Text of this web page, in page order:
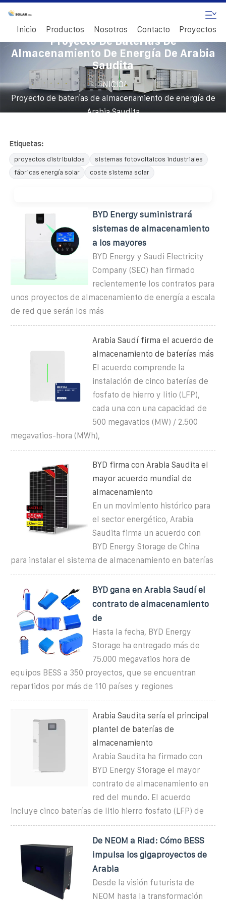
Inicio Productos Nosotros Contacto Proyectos
Proyecto De Baterías De
Almacenamiento De Energía De Arabia
Saudita
INICIO/
Proyecto de baterías de almacenamiento de energía de
Arabia Saudita
Etiquetas:
proyectos distribuidos
sistemas fotovoltaicos industriales
fábricas energía solar
coste sistema solar
BYD Energy suministrará
sistemas de almacenamiento
a los mayores
BYD Energy y Saudi Electricity
Company (SEC) han firmado
recientemente los contratos para
unos proyectos de almacenamiento de energía a escala
de red que serán los más
Arabia Saudí firma el acuerdo de
almacenamiento de baterías más
El acuerdo comprende la
instalación de cinco baterías de
fosfato de hierro y litio (LFP),
cada una con una capacidad de
500 megavatios (MW) / 2.500
megavatios-hora (MWh),
BYD firma con Arabia Saudita el
mayor acuerdo mundial de
almacenamiento
En un movimiento histórico para
el sector energético, Arabia
Saudita firma un acuerdo con
BYD Energy Storage de China
para instalar el sistema de almacenamiento en baterías
BYD gana en Arabia Saudí el
contrato de almacenamiento
de
Hasta la fecha, BYD Energy
Storage ha entregado más de
75.000 megavatios hora de
equipos BESS a 350 proyectos, que se encuentran
repartidos por más de 110 países y regiones
Arabia Saudita sería el principal
plantel de baterías de
almacenamiento
Arabia Saudita ha firmado con
BYD Energy Storage el mayor
contrato de almacenamiento en
red del mundo. El acuerdo
incluye cinco baterías de litio hierro fosfato (LFP) de
De NEOM a Riad: Cómo BESS
impulsa los gigaproyectos de
Arabia
Desde la visión futurista de
NEOM hasta la transformación